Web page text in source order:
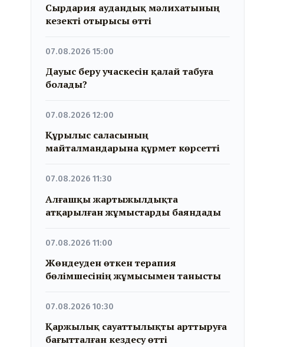
Сырдария аудандық мәлихатының
кезекті отырысы өтті
07.08.2026 15:00
Дауыс беру учаскесін қалай табуға
болады?
07.08.2026 12:00
Құрылыс саласының
майталмандарына құрмет көрсетті
07.08.2026 11:30
Алғашқы жартыжылдықта
атқарылған жұмыстарды баяндады
07.08.2026 11:00
Жөндеуден өткен терапия
бөлімшесінің жұмысымен танысты
07.08.2026 10:30
Қаржылық сауаттылықты арттыруға
бағытталған кездесу өтті